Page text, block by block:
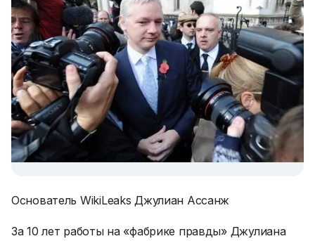
Основатель WikiLeaks Джулиан Ассанж
За 10 лет работы на «фабрике правды» Джулиана